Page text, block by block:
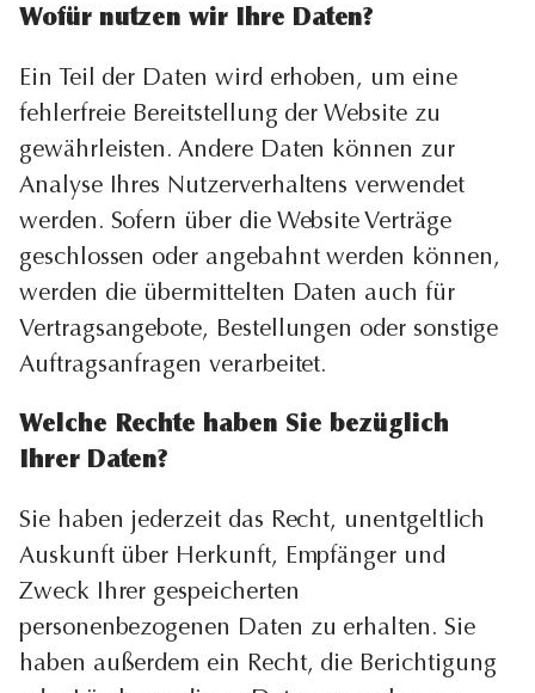
Wofür nutzen wir Ihre Daten?
Ein Teil der Daten wird erhoben, um eine
fehlerfreie Bereitstellung der Website zu
gewährleisten. Andere Daten können zur
Analyse Ihres Nutzerverhaltens verwendet
werden. Sofern über die Website Verträge
geschlossen oder angebahnt werden können,
werden die übermittelten Daten auch für
Vertragsangebote, Bestellungen oder sonstige
Auftragsanfragen verarbeitet.
Welche Rechte haben Sie bezüglich
Ihrer Daten?
Sie haben jederzeit das Recht, unentgeltlich
Auskunft über Herkunft, Empfänger und
Zweck Ihrer gespeicherten
personenbezogenen Daten zu erhalten. Sie
haben außerdem ein Recht, die Berichtigung